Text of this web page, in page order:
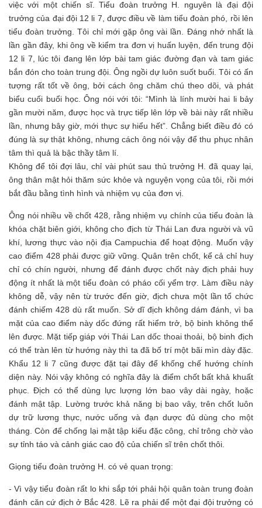
việc với một chiến sĩ. Tiểu đoàn trưởng H. nguyên là đại đội
trưởng của đại đội 12 li 7, được điều về làm tiểu đoàn phó, rồi lên
tiểu đoàn trưởng. Tôi chỉ mới gặp ông vài lần. Đáng nhớ nhất là
lần gần đây, khi ông về kiểm tra đơn vị huấn luyện, đến trung đội
12 li 7, lúc tôi đang lên lớp bài tam giác đường đạn và tam giác
bắn đón cho toàn trung đội. Ông ngồi dự luôn suốt buổi. Tôi có ấn
tượng rất tốt về ông, bởi cách ông chăm chú theo dõi, và phát
biểu cuối buổi học. Ông nói với tôi: “Mình là lính mười hai li bảy
gần mười năm, được học và trực tiếp lên lớp về bài này rất nhiều
lần, nhưng bây giờ, mới thực sự hiểu hết”. Chẳng biết điều đó có
đúng là sự thật không, nhưng cách ông nói vậy để thu phục nhân
tâm thì quả là bậc thầy tâm lí.
Không để tôi đợi lâu, chỉ vài phút sau thủ trưởng H. đã quay lại,
ông thân mật hỏi thăm sức khỏe và nguyện vọng của tôi, rồi mới
bắt đầu bằng tình hình và nhiệm vụ của đơn vị.
Ông nói nhiều về chốt 428, rằng nhiệm vụ chính của tiểu đoàn là
khóa chặt biên giới, không cho địch từ Thái Lan đưa người và vũ
khí, lương thực vào nội địa Campuchia để hoạt động. Muốn vậy
cao điểm 428 phải được giữ vững. Quân trên chốt, kể cả chỉ huy
chỉ có chín người, nhưng để đánh được chốt này địch phải huy
động ít nhất là một tiểu đoàn có pháo cối yểm trợ. Làm điều này
không dễ, vậy nên từ trước đến giờ, địch chưa một lần tổ chức
đánh chiếm 428 dù rất muốn. Sở dĩ địch không dám đánh, vì ba
mặt của cao điểm này dốc đứng rất hiểm trở, bộ binh không thể
lên được. Mặt tiếp giáp với Thái Lan dốc thoai thoải, bộ binh địch
có thể tràn lên từ hướng này thì ta đã bố trí một bãi mìn dày đặc.
Khẩu 12 li 7 cũng được đặt tại đây để khống chế hướng chính
diện này. Nói vậy không có nghĩa đây là điểm chốt bất khả khuất
phục. Địch có thể dùng lực lượng lớn bao vây dài ngày, hoặc
đánh mật tập. Lường trước khả năng bị bao vây, trên chốt luôn
dự trữ lương thực, nước uống và đạn dược đủ dùng cho một
tháng. Còn để chống lại mật tập kiểu đặc công, chỉ trông chờ vào
sự tỉnh táo và cảnh giác cao độ của chiến sĩ trên chốt thôi.
Giọng tiểu đoàn trưởng H. có vẻ quan trọng:
- Vì vậy tiểu đoàn rất lo khi sắp tới phải hội quân toàn trung đoàn
đánh căn cứ địch ở Bắc 428. Lẽ ra phải để một đại đội trưởng có